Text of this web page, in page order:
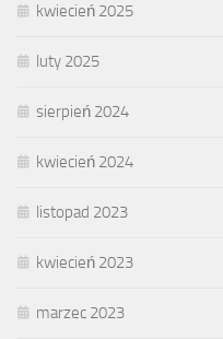
kwiecień 2025
luty 2025
sierpień 2024
kwiecień 2024
listopad 2023
kwiecień 2023
marzec 2023